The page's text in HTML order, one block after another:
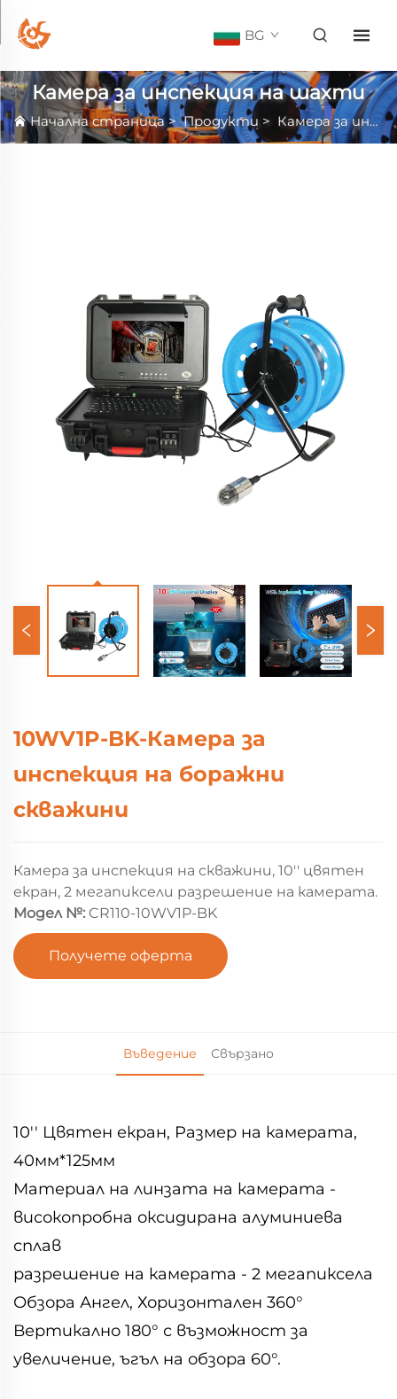
BG
Камера за инспекция на шахти
Начална страница>Продукти > Камера за инспекция на шахти
10WV1P-BK-Камера за
инспекция на боражни
скважини
Камера за инспекция на скважини, 10'' цвятен
екран, 2 мегапиксели разрешение на камерата.
Модел №: CR110-10WV1P-BK
Получете оферта
Въведение Свързано
10'' Цвятен екран, Размер на камерата,
40мм*125мм
Материал на линзата на камерата -
високопробна оксидирана алуминиева
сплав
разрешение на камерата - 2 мегапиксела
Обзора Ангел, Хоризонтален 360°
Вертикално 180° с възможност за
увеличение, ъгъл на обзора 60°.